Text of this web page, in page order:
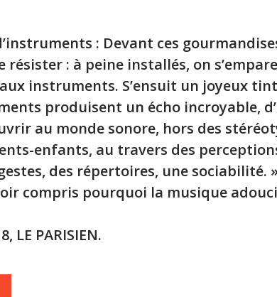
: Devant ces
résister : à peine installés, on
instruments. S’ensuit un joyeux
produisent un écho incroyable,
au monde sonore, hors des
enfants, au travers des
des répertoires, une
compris pourquoi la musique
LE PARISIEN.